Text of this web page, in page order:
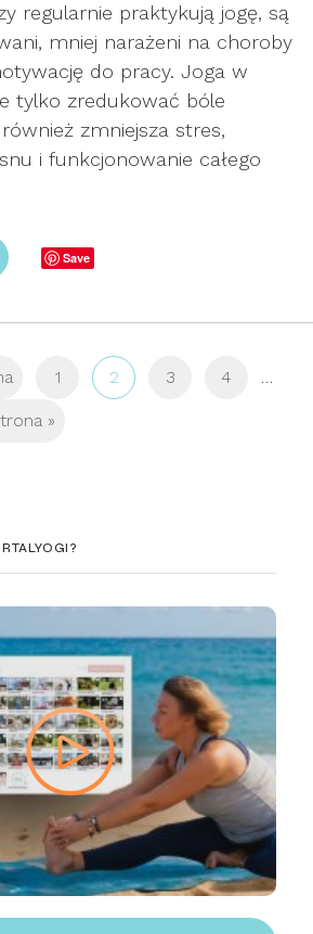
regularnie praktykują jogę, są
mniej narażeni na choroby
do pracy. Joga w
tylko zredukować bóle
zmniejsza stres,
i funkcjonowanie całego
Save
1 2 3 4 …
»